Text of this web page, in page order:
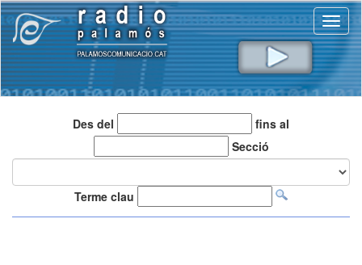
Des del
fins al
Secció
Terme clau